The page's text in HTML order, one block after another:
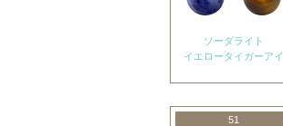
ソーダライト
イエロータイガーアイ
51